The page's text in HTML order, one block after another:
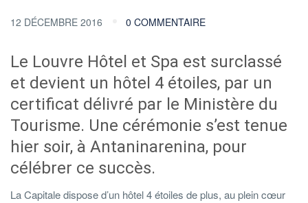
12 DÉCEMBRE 2016 0 COMMENTAIRE
Le Louvre Hôtel et Spa est surclassé
et devient un hôtel 4 étoiles, par un
certificat délivré par le Ministère du
Tourisme. Une cérémonie s’est tenue
hier soir, à Antaninarenina, pour
célébrer ce succès.
La Capitale dispose d’un hôtel 4 étoiles de plus, au plein cœur